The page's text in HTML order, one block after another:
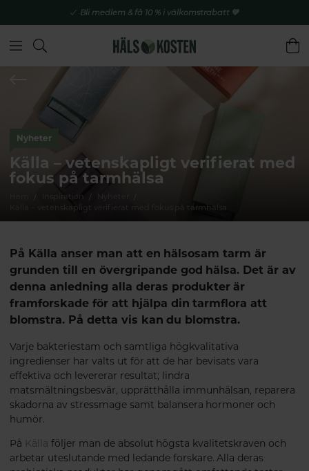
Bli medlem & få 10 % i välkomstrabatt 💚
Nyheter
Källa – vetenskapligt verifierat med
fokus på tarmhälsa
Inspiration
Källa – vetenskapligt verifierat med fokus på tarmhälsa
På Källa anser man att en hälsosam tarm är
grunden till en övergripande god hälsa. Det är av
denna anledning alla deras produkter är
framforskade för att hjälpa din tarmflora att
blomstra. På detta vis kan du blomstra.
Varje bakteriestam och samtliga högkvalitativa
ingredienser har valts ut för att de har bevisats vara
effektiva och levererar resultat; lindra
matsmältningsbesvär, upprätthålla immunhälsan, reparera
skadorna av stressmage samt balansera hormoner och
humör.
På Källa följer man de absolut högsta kvalitetskraven och
arbetar uteslutande med ledande forskare. Alla deras